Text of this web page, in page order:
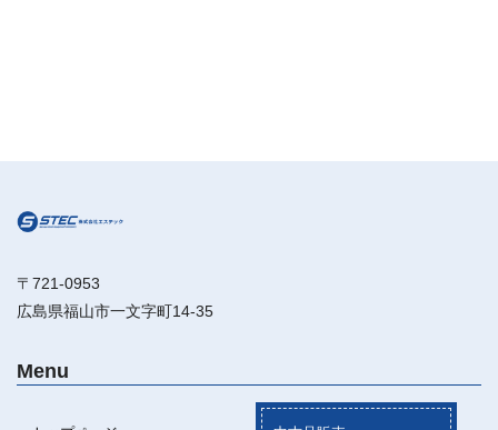
〒721-0953
広島県福山市一文字町14-35
Menu